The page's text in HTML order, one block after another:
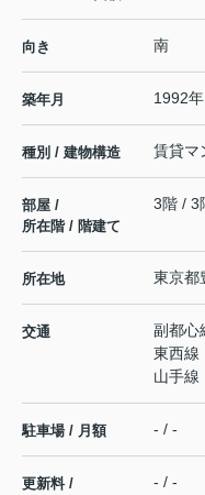
向き 南
築年月 1992
種別 / 建物構造 賃貸マ
部屋 /
所在階 / 階建て
3階 / 3
所在地 東京都
交通 副都心
東西線
山手線
駐車場 / 月額 - / -
更新料 /
- / -